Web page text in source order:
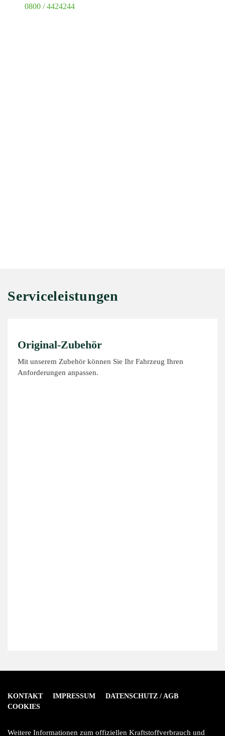
0800 / 4424244
Serviceleistungen
Original-Zubehör
Mit unserem Zubehör können Sie Ihr Fahrzeug Ihren
Anforderungen anpassen.
KONTAKT IMPRESSUM
DATENSCHUTZ / AGB
COOKIES
Weitere Informationen zum offiziellen Kraftstoffverbrauch und